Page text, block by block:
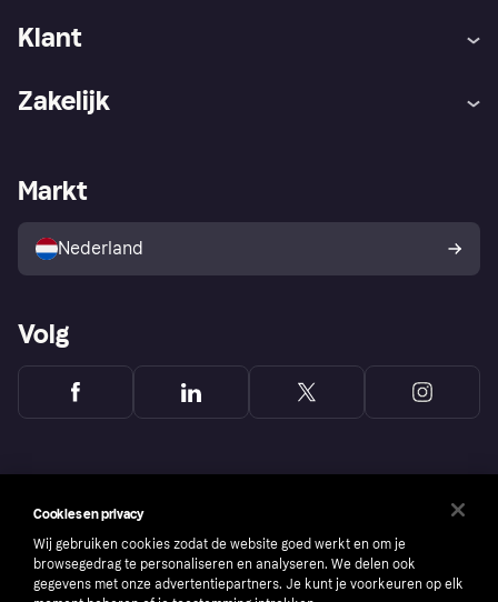
Klant
Winkeloverzicht
Kopersbescherming voor
consumenten
Zakelijk
Zakelijke login
Markt
Nederland
Volg
Cookies en privacy
Wij gebruiken cookies zodat de website goed werkt en om je
browsegedrag te personaliseren en analyseren. We delen ook
gegevens met onze advertentiepartners. Je kunt je voorkeuren op elk